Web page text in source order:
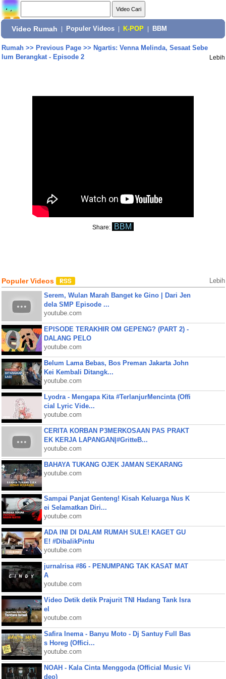
Video Rumah Populer Videos K-POP BBM
Rumah>> Previous Page>> Ngartis: Venna Melinda, Sesaat Sebe
lum Berangkat - Episode 2
Lebih
Share: BBM
Populer Videos Lebih
Serem, Wulan Marah Banget ke Gino | Dari Jen
dela SMP Episode ...
youtube.com
EPISODE TERAKHIR OM GEPENG? (PART 2) -
DALANG PELO
youtube.com
Belum Lama Bebas, Bos Preman Jakarta John
Kei Kembali Ditangk...
youtube.com
Lyodra - Mengapa Kita #TerlanjurMencinta (Offi
cial Lyric Vide...
youtube.com
CERITA KORBAN P3MERKOSAAN PAS PRAKT
EK KERJA LAPANGAN|#GritteB...
youtube.com
BAHAYA TUKANG OJEK JAMAN SEKARANG
youtube.com
Sampai Panjat Genteng! Kisah Keluarga Nus K
ei Selamatkan Diri...
youtube.com
ADA INI DI DALAM RUMAH SULE! KAGET GU
E! #DibalikPintu
youtube.com
jurnalrisa #86 - PENUMPANG TAK KASAT MAT
A
youtube.com
Video Detik detik Prajurit TNI Hadang Tank Isra
el
youtube.com
Safira Inema - Banyu Moto - Dj Santuy Full Bas
s Horeg (Offici...
youtube.com
NOAH - Kala Cinta Menggoda (Official Music Vi
deo)